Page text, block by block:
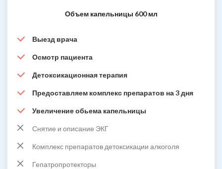
Объем капельницы 600 мл
Выезд врача
Осмотр пациента
Детоксикационная терапия
Предоставляем комплекс препаратов на 3 дня
Увеличение обьема капельницы
Снятие и описание ЭКГ
Комплекс препаратов детоксикации алкоголя
Гепатропротекторы